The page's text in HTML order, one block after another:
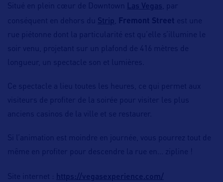
Situé en plein cœur de Downtown Las Vegas , par
conséquent en dehors du Strip Fremont Street est une
rue piétonne dont la particularité est qu’elle s’illumine le
soir venu, projetant sur un plafond de 416 mètres de
longueur, un spectacle son et lumières.
Ce spectacle a lieu toutes les heures, ce qui permet aux
visiteurs de profiter de la soirée pour visiter les plus
anciens casinos de la ville et se restaurer.
Si l’animation est moindre en journée, vous pourrez tout de
même en profiter pour descendre la rue en… zipline !
Site internet : https://vegasexperience.com/